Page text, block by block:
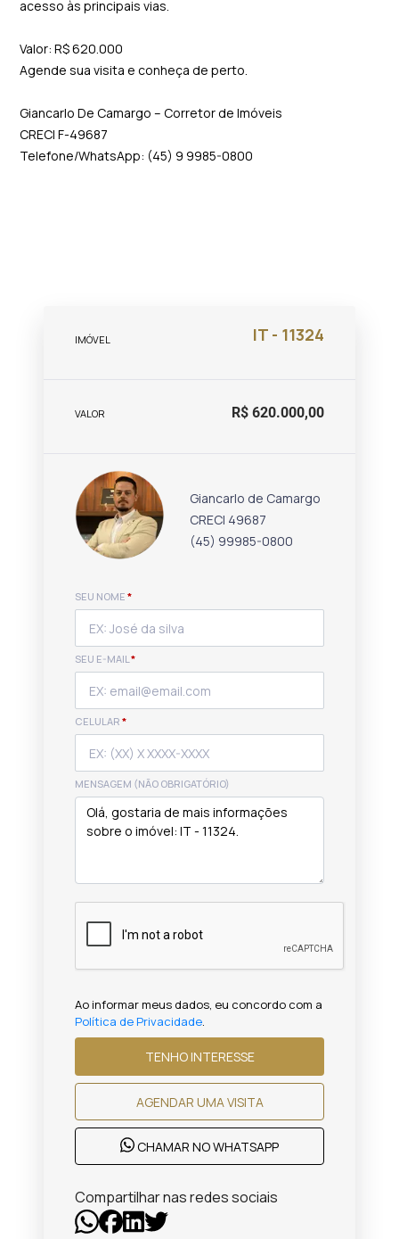
acesso às principais vias.
Valor: R$ 620.000
Agende sua visita e conheça de perto.
Giancarlo De Camargo – Corretor de Imóveis
CRECI F-49687
Telefone/WhatsApp: (45) 9 9985-0800
IMÓVEL IT - 11324
VALOR R$ 620.000,00
Giancarlo de Camargo
CRECI 49687
(45) 99985-0800
SEU NOME *
SEU E-MAIL*
CELULAR *
MENSAGEM (NÃO OBRIGATÓRIO)
Ao informar meus dados, eu concordo com a
Política de Privacidade.
TENHO INTERESSE
AGENDAR UMA VISITA
CHAMAR NO WHATSAPP
Compartilhar nas redes sociais